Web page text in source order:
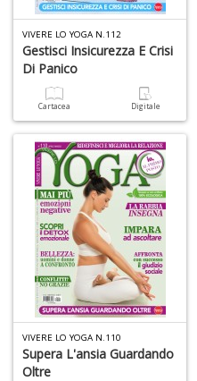
VIVERE LO YOGA N.112
Gestisci Insicurezza E Crisi
Di Panico
Cartacea Digitale
VIVERE LO YOGA N.110
Supera L'ansia Guardando
Oltre